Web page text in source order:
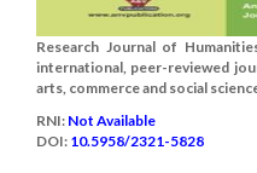
Research Journal of
international, peer-reviewed
arts, commerce and social
RNI: Not Available
DOI: 10.5958/2321-5828